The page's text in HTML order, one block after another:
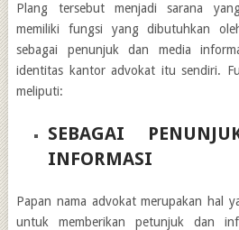
Plang tersebut menjadi sarana
memiliki fungsi yang dibutuhkan
sebagai penunjuk dan media
identitas kantor advokat itu sendiri.
meliputi:
SEBAGAI
INFORMASI
Papan nama advokat merupakan hal
untuk memberikan petunjuk dan